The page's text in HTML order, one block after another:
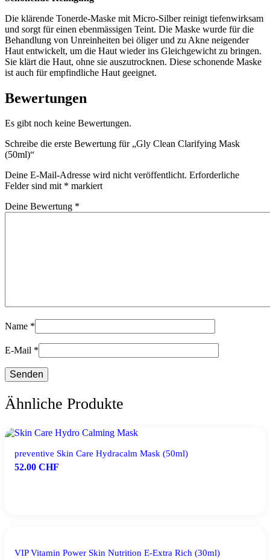
Die klärende Tonerde-Maske mit Micro-Silber reinigt tiefenwirksam
und sorgt für einen ebenmässigen Teint. Die Maske wurde für die
Behandlung von Unreinheiten bei öliger und zu Akne neigender
Haut entwickelt, um die Haut wieder ins Gleichgewicht zu bringen.
Sie klärt die Haut, ohne sie auszutrocknen. Diese schonende Maske
ist auch für empfindliche Haut geeignet.
Bewertungen
Es gibt noch keine Bewertungen.
Schreibe die erste Bewertung für „Gly Clean Clarifying Mask
(50ml)“
Deine E-Mail-Adresse wird nicht veröffentlicht. Erforderliche
Felder sind mit * markiert
Deine Bewertung *
Name *
E-Mail *
Ähnliche Produkte
preventive Skin Care Hydracalm Mask (50ml)
52.00 CHF
VIP Vitamin Power Skin Nutrition E-Extra Rich (30ml)